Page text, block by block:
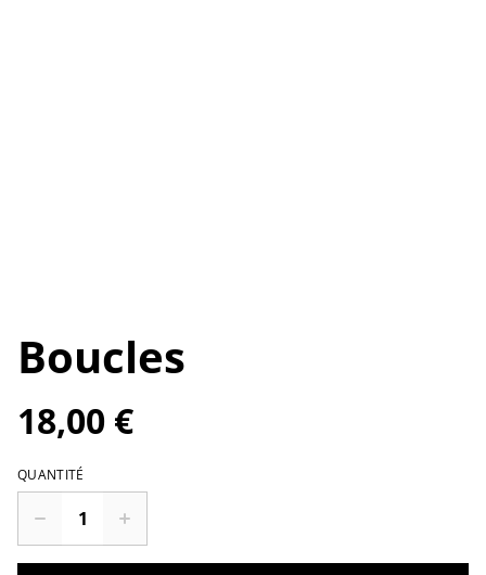
Boucles
18,00 €
QUANTITÉ